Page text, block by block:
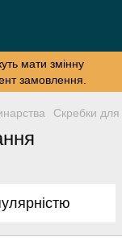
мати змінну
замовлення.
Скребки